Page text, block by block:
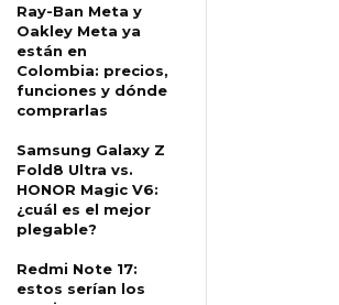
Ray-Ban Meta y
Oakley Meta ya
están en
Colombia: precios,
funciones y dónde
comprarlas
Samsung Galaxy Z
Fold8 Ultra vs.
HONOR Magic V6:
¿cuál es el mejor
plegable?
Redmi Note 17:
estos serían los